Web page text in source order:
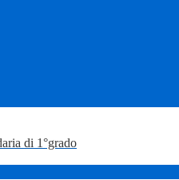
di 1°grado